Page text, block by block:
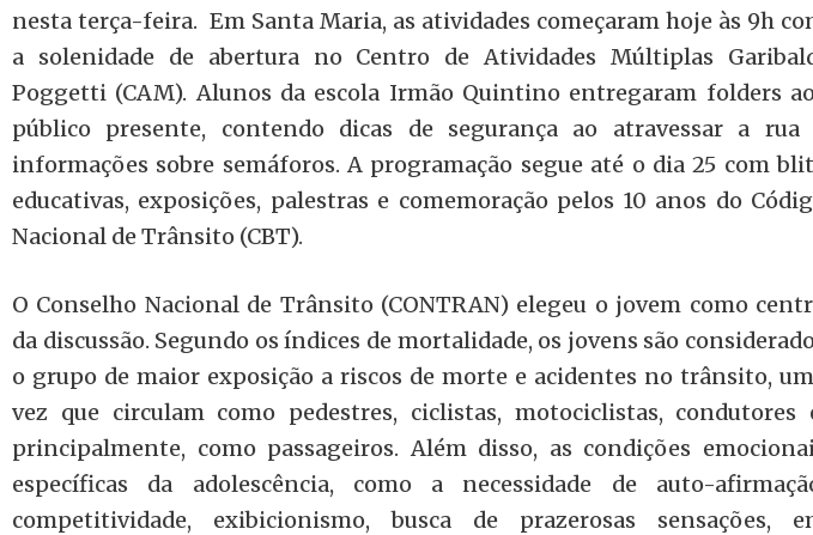
nesta terça-feira. Em Santa Maria, as atividades começaram hoje às 9h
a solenidade de abertura no Centro de Atividades Múltiplas
Poggetti (CAM). Alunos da escola Irmão Quintino entregaram folders
público presente, contendo dicas de segurança ao atravessar a rua
informações sobre semáforos. A programação segue até o dia 25 com
educativas, exposições, palestras e comemoração pelos 10 anos do
Nacional de Trânsito (CBT).
O Conselho Nacional de Trânsito (CONTRAN) elegeu o jovem como
da discussão. Segundo os índices de mortalidade, os jovens são
o grupo de maior exposição a riscos de morte e acidentes no trânsito,
vez que circulam como pedestres, ciclistas, motociclistas, condutores
principalmente, como passageiros. Além disso, as condições
específicas da adolescência, como a necessidade de auto-
competitividade, exibicionismo, busca de prazerosas sensações,